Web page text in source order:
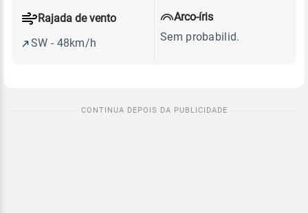
Rajada de vento
SW - 48km/h
Arco-íris
Sem probabilid.